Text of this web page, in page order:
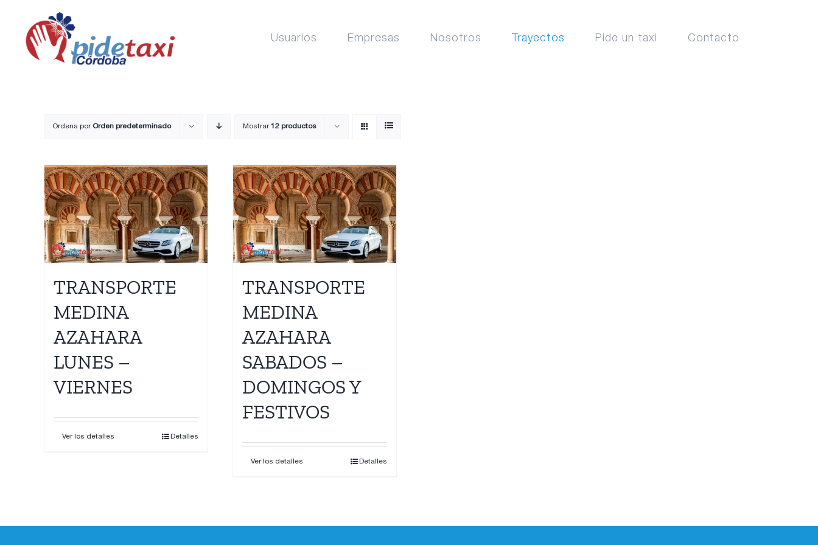
contenido
Usuarios Empresas Nosotros Trayectos Pide un taxi Contacto
Ordena por Orden predeterminado Mostrar12 productos
TRANSPORTE
MEDINA
AZAHARA
LUNES –
VIERNES
Ver los detalles Detalles
TRANSPORTE
MEDINA
AZAHARA
SABADOS –
DOMINGOS Y
FESTIVOS
Ver los detalles Detalles